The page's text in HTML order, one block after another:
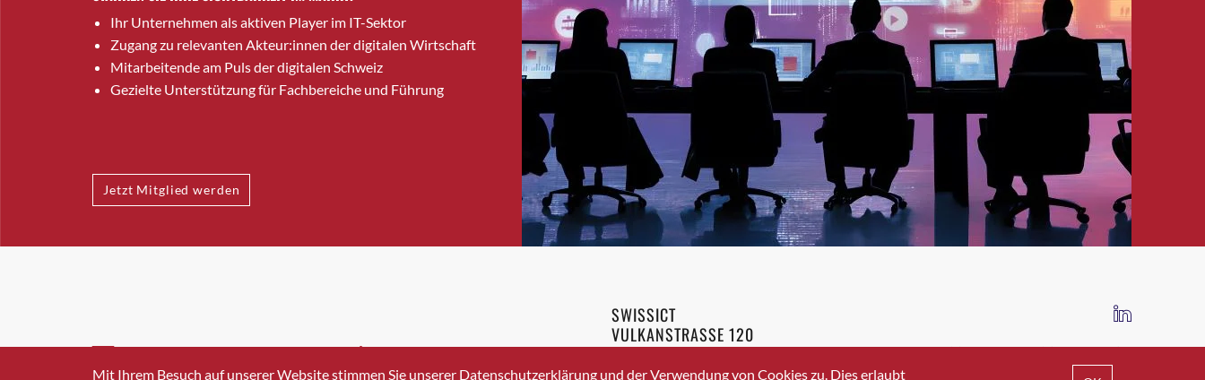
Brugg
Brugg AG
Burgdorf
Bäretswil
Bülach
Cazis
Crissier
Davos Platz
Ihr Unternehmen als aktiven Player im IT-Sektor
Zugang zu relevanten Akteur:innen der digitalen Wirtschaft
Mitarbeitende am Puls der digitalen Schweiz
Gezielte Unterstützung für Fachbereiche und Führung
Jetzt Mitglied werden
INFO@SWISSICT.CH +41 43 336 40 20
SWISSICT
VULKANSTRASSE 120
8048 ZURICH
IMPRESSUM DATENSCHUTZ AGB
Mit Ihrem Besuch auf unserer Website stimmen Sie unserer Datenschutzerklärung und der Verwendung von Cookies zu. Dies erlaubt